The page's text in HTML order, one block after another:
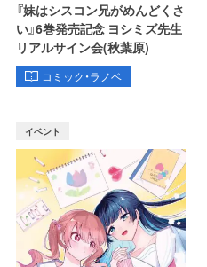
『妹はシスコン兄がめんどくさ
い』6巻発売記念 ヨシミズ先生
リアルサイン会(秋葉原)
コミック・ラノベ
イベント